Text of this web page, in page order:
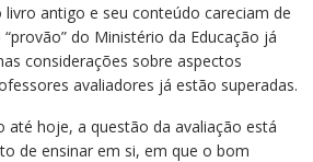
antigo e seu conteúdo careciam de
do Ministério da Educação já
considerações sobre aspectos
avaliadores já estão superadas.
até hoje, a questão da avaliação está
de ensinar em si, em que o bom